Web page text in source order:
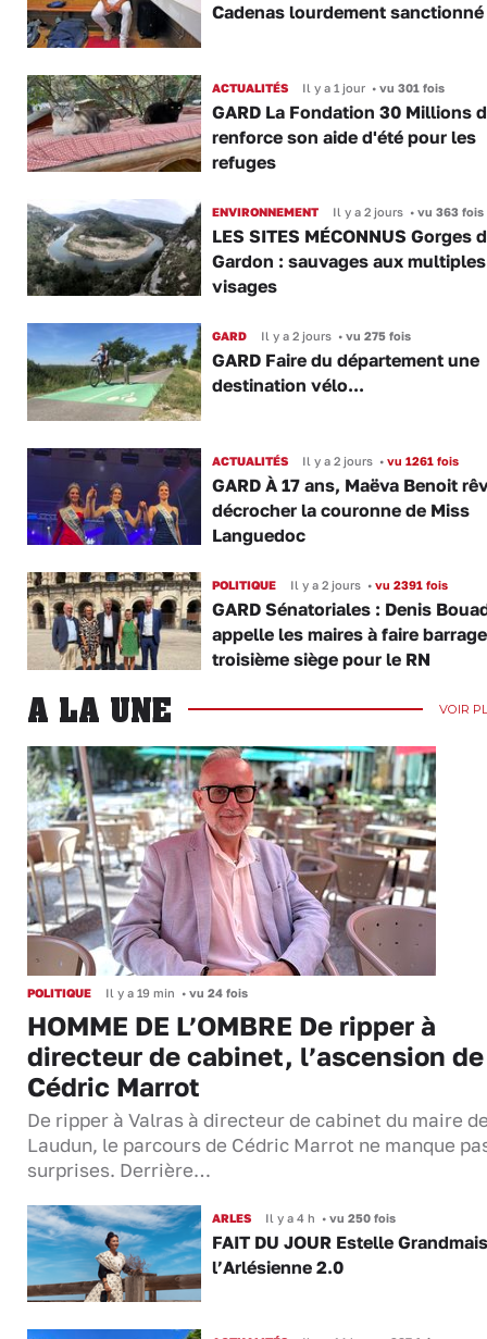
Cadenas lourdement sanctionné
ACTUALITÉS Il y a 1 jour •vu 301 fois
GARD La Fondation 30 Millions
renforce son aide d'été pour les
refuges
ENVIRONNEMENT Il y a 2 jours •vu 363 fois
LES SITES MÉCONNUS Gorges
Gardon : sauvages aux multiples
visages
GARD Il y a 2 jours •vu 275 fois
GARD Faire du département une
destination vélo...
ACTUALITÉS Il y a 2 jours •vu 1261 fois
GARD À 17 ans, Maëva Benoit
décrocher la couronne de Miss
Languedoc
POLITIQUE Il y a 2 jours •vu 2391 fois
GARD Sénatoriales : Denis
appelle les maires à faire
troisième siège pour le RN
A LA UNE VOIR
POLITIQUE Il y a 19 min • vu 24 fois
HOMME DE L’OMBRE De ripper à
directeur de cabinet, l’ascension de
Cédric Marrot
De ripper à Valras à directeur de cabinet du maire
Laudun, le parcours de Cédric Marrot ne manque
surprises. Derrière…
ARLES Il y a 4 h •vu 250 fois
FAIT DU JOUR Estelle
l’Arlésienne 2.0